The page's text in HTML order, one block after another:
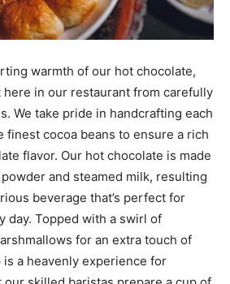
warmth of our hot chocolate,
in our restaurant from carefully
We take pride in handcrafting each
finest cocoa beans to ensure a rich
flavor. Our hot chocolate is made
and steamed milk, resulting
beverage that’s perfect for
day. Topped with a swirl of
for an extra touch of
a heavenly experience for